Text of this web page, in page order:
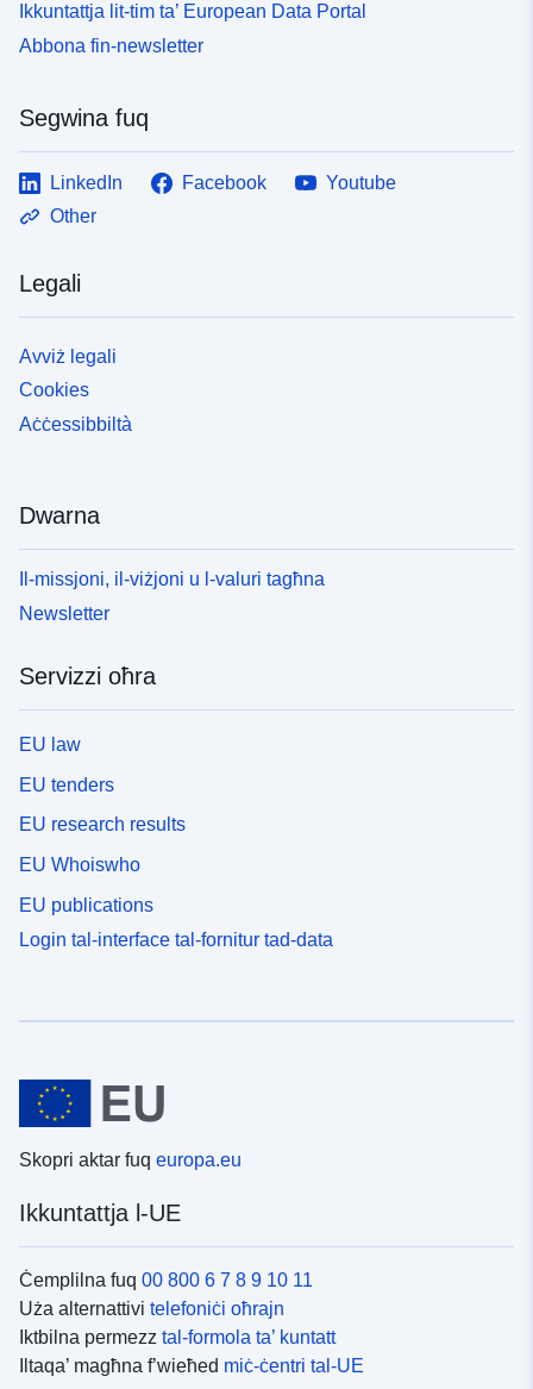
Ikkuntattja lit-tim ta’ European Data Portal
Abbona fin-newsletter
Segwina fuq
LinkedIn Facebook
Youtube
Other
Legali
Avviż legali
Cookies
Aċċessibbiltà
Dwarna
Il-missjoni, il-viżjoni u l-valuri tagħna
Newsletter
Servizzi oħra
EU law
EU tenders
EU research results
EU Whoiswho
EU publications
Login tal-interface tal-fornitur tad-data
Skopri aktar fuq europa.eu
Ikkuntattja l-UE
Ċemplilna fuq 00 800 6 7 8 9 10 11
Uża alternattivi telefoniċi oħrajn
Iktbilna permezz tal-formola ta’ kuntatt
Iltaqa’ magħna f’wieħed miċ-ċentri tal-UE